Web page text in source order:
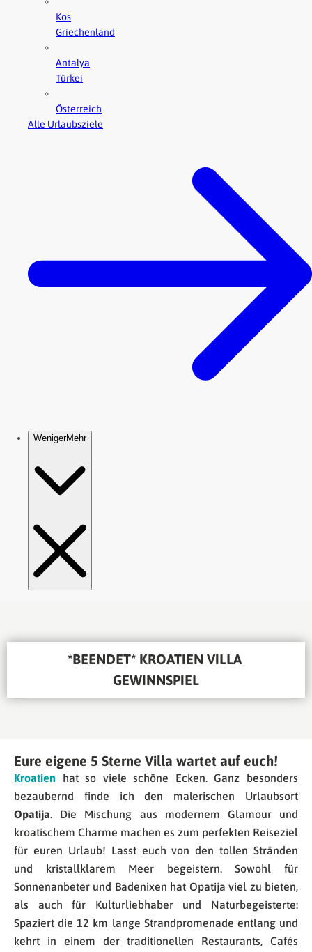
*BEENDET* KROATIEN VILLA
GEWINNSPIEL
Eure eigene 5 Sterne Villa wartet auf euch!
Kroatien hat so viele schöne Ecken. Ganz besonders
bezaubernd finde ich den malerischen Urlaubsort
Opatija. Die Mischung aus modernem Glamour und
kroatischem Charme machen es zum perfekten Reiseziel
für euren Urlaub! Lasst euch von den tollen Stränden
und kristallklarem Meer begeistern. Sowohl für
Sonnenanbeter und Badenixen hat Opatija viel zu bieten,
als auch für Kulturliebhaber und Naturbegeisterte:
Spaziert die 12 km lange Strandpromenade entlang und
kehrt in einem der traditionellen Restaurants, Cafés